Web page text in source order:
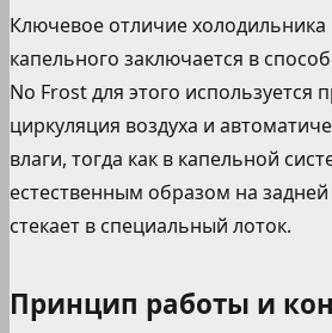
Ключевое отличие холодильника
капельного заключается в
No Frost для этого используется
циркуляция воздуха и
влаги, тогда как в капельной
естественным образом на задней
стекает в специальный лоток.
Принцип работы и